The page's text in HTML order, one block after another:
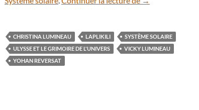
CHRISTINA LUMINEAU LAPLIKILI
SYSTÈME SOLAIRE
ULYSSE ET LE GRIMOIRE DE L'UNIVERS
VICKY LUMINEAU
YOHAN REVERSAT